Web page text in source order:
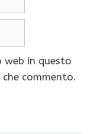
web in questo
commento.